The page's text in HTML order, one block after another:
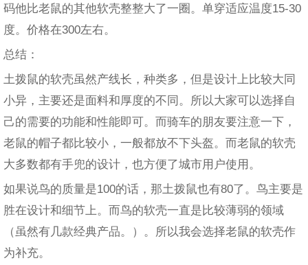
码他比老鼠的其他软壳整整大了一圈。单穿适应温度15-30
度。价格在300左右。
总结：
土拨鼠的软壳虽然产线长，种类多，但是设计上比较大同
小异，主要还是面料和厚度的不同。所以大家可以选择自
己的需要的功能和性能即可。而骑车的朋友要注意一下，
老鼠的帽子都比较小，一般都放不下头盔。而老鼠的软壳
大多数都有手兜的设计，也方便了城市用户使用。
如果说鸟的质量是100的话，那土拨鼠也有80了。鸟主要是
胜在设计和细节上。而鸟的软壳一直是比较薄弱的领域
（虽然有几款经典产品。）。所以我会选择老鼠的软壳作
为补充。